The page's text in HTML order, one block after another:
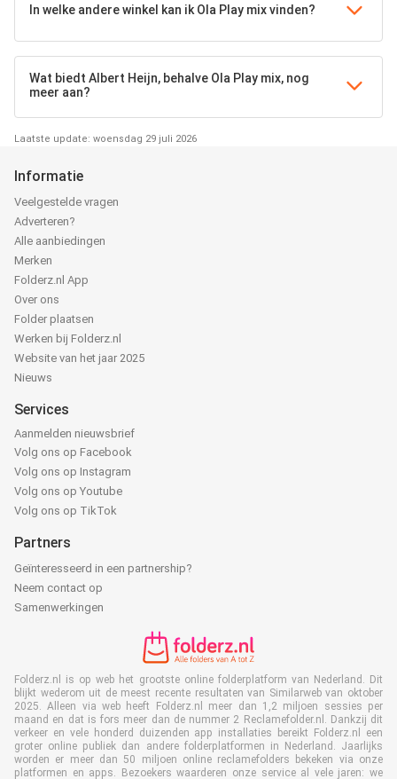
In welke andere winkel kan ik Ola Play mix vinden?
Wat biedt Albert Heijn, behalve Ola Play mix, nog
meer aan?
Laatste update: woensdag 29 juli 2026
Informatie
Veelgestelde vragen
Adverteren?
Alle aanbiedingen
Merken
Folderz.nl App
Over ons
Folder plaatsen
Werken bij Folderz.nl
Website van het jaar 2025
Nieuws
Services
Aanmelden nieuwsbrief
Volg ons op Facebook
Volg ons op Instagram
Volg ons op Youtube
Volg ons op TikTok
Partners
Geïnteresseerd in een partnership?
Neem contact op
Samenwerkingen
Folderz.nl is op web het grootste online folderplatform van Nederland. Dit
blijkt wederom uit de meest recente resultaten van Similarweb van oktober
2025. Alleen via web heeft Folderz.nl meer dan 1,2 miljoen sessies per
maand en dat is fors meer dan de nummer 2 Reclamefolder.nl. Dankzij dit
verkeer en vele honderd duizenden app installaties bereikt Folderz.nl een
groter online publiek dan andere folderplatformen in Nederland. Jaarlijks
worden er meer dan 50 miljoen online reclamefolders bekeken via onze
platformen en apps. Bezoekers waarderen onze service al vele jaren: we